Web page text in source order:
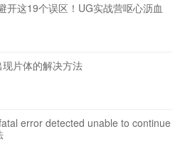
开这19个误区！UG实战营呕心沥血
片体的解决方法
error detected unable to continue